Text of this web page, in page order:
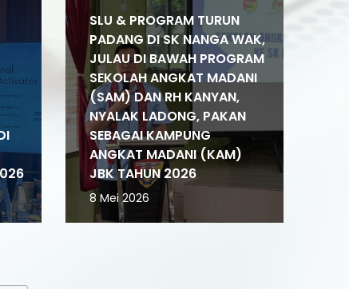
SLU & PROGRAM TURUN
PADANG DI SK NANGA WAK,
JULAU DI BAWAH PROGRAM
SEKOLAH ANGKAT MADANI
(SAM) DAN RH KANYAN,
NYALAK LADONG, PAKAN
SEBAGAI KAMPUNG
ANGKAT MADANI (KAM)
JBK TAHUN 2026
8 Mei 2026